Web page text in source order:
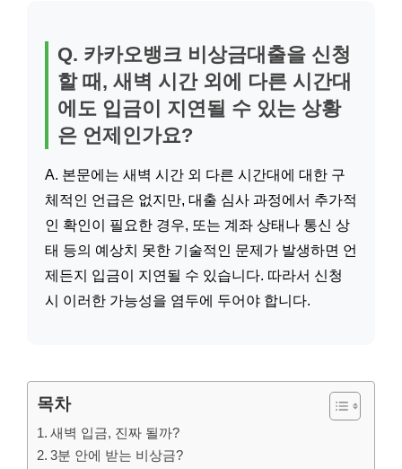
Q. 카카오뱅크 비상금대출을 신청
할 때, 새벽 시간 외에 다른 시간대
에도 입금이 지연될 수 있는 상황
은 언제인가요?
A. 본문에는 새벽 시간 외 다른 시간대에 대한 구
체적인 언급은 없지만, 대출 심사 과정에서 추가적
인 확인이 필요한 경우, 또는 계좌 상태나 통신 상
태 등의 예상치 못한 기술적인 문제가 발생하면 언
제든지 입금이 지연될 수 있습니다. 따라서 신청
시 이러한 가능성을 염두에 두어야 합니다.
목차
새벽 입금, 진짜 될까?
3분 안에 받는 비상금?